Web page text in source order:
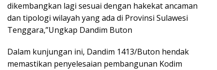
dikembangkan lagi sesuai dengan hakekat ancaman
dan tipologi wilayah yang ada di Provinsi Sulawesi
Tenggara,”Ungkap Dandim Buton
Dalam kunjungan ini, Dandim 1413/Buton hendak
memastikan penyelesaian pembangunan Kodim